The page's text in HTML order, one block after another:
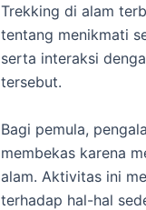
Trekking di alam
tentang menikmati
serta interaksi
tersebut.
Bagi pemula,
membekas karena
alam. Aktivitas ini
terhadap hal-hal